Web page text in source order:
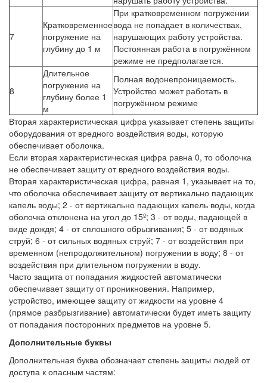
7
Кратковременное
погружение на
глубину до 1 м
При кратковременном погружении
вода не попадает в количествах,
нарушающих работу устройства.
Постоянная работа в погружённом
режиме не предполагается.
8
Длительное
погружение на
глубину более 1
м
Полная водонепроницаемость.
Устройство может работать в
погружённом режиме
Вторая характеристическая цифра указывает степень защиты
оборудования от вредного воздействия воды, которую
обеспечивает оболочка.
Если вторая характеристическая цифра равна 0, то оболочка
не обеспечивает защиту от вредного воздействия воды.
Вторая характеристическая цифра, равная 1, указывает на то,
что оболочка обеспечивает защиту от вертикально падающих
капель воды; 2 - от вертикально падающих капель воды, когда
оболочка отклонена на угол до 15º; 3 - от воды, падающей в
виде дождя; 4 - от сплошного обрызгивания; 5 - от водяных
струй; 6 - от сильных водяных струй; 7 - от воздействия при
временном (непродолжительном) погружении в воду; 8 - от
воздействия при длительном погружении в воду.
Часто защита от попадания жидкостей автоматически
обеспечивает защиту от проникновения. Например,
устройство, имеющее защиту от жидкости на уровне 4
(прямое разбрызгивание) автоматически будет иметь защиту
от попадания посторонних предметов на уровне 5.
Дополнительные буквы
Дополнительная буква обозначает степень защиты людей от
доступа к опасным частям: